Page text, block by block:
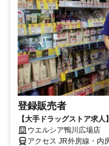
登録販売者
【大手ドラッグストア求
ませんか♪
ウエルシア鴨川広場店
アクセス JR外房線・内